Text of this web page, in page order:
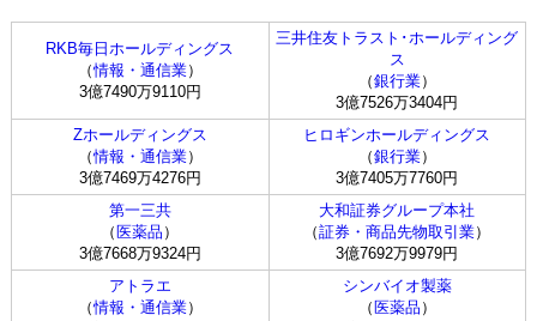
RKB毎日ホールディングス
（情報・通信業）
3億7490万9110円
三井住友トラスト･ホールディング
ス
（銀行業）
3億7526万3404円
Zホールディングス
（情報・通信業）
3億7469万4276円
ヒロギンホールディングス
（銀行業）
3億7405万7760円
第一三共
（ 医薬品 ）
3億7668万9324円
大和証券グループ本社
（証券・商品先物取引業）
3億7692万9979円
アトラエ
（情報・通信業）
シンバイオ製薬
（ 医薬品 ）